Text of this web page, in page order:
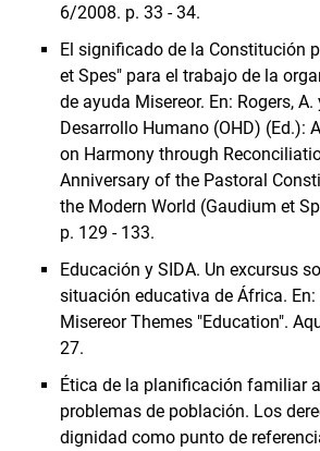
6/2008. p. 33 - 34.
El significado de la Constitución
et Spes" para el trabajo de la
de ayuda Misereor. En: Rogers,
Desarrollo Humano (OHD) (Ed.):
on Harmony through
Anniversary of the Pastoral
the Modern World (Gaudium et
p. 129 - 133.
Educación y SIDA. Un excursus
situación educativa de África. En:
Misereor Themes "Education".
27.
Ética de la planificación familiar
problemas de población. Los
dignidad como punto de